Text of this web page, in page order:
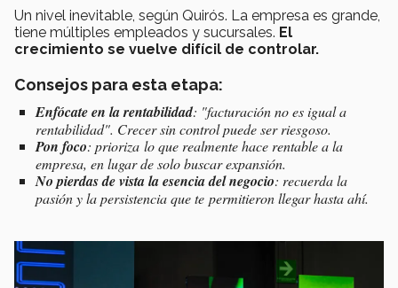
Un nivel inevitable, según Quirós. La empresa es grande,
tiene múltiples empleados y sucursales. El
crecimiento se vuelve difícil de controlar.
Consejos para esta etapa:
Enfócate en la rentabilidad: "facturación no es igual a
rentabilidad". Crecer sin control puede ser riesgoso.
Pon foco: prioriza lo que realmente hace rentable a la
empresa, en lugar de solo buscar expansión.
No pierdas de vista la esencia del negocio: recuerda la
pasión y la persistencia que te permitieron llegar hasta ahí.